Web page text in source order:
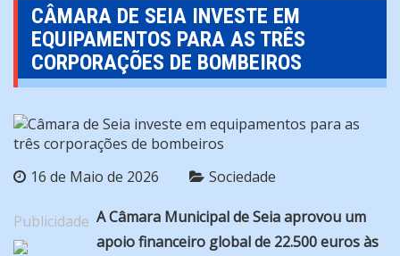
CÂMARA DE SEIA INVESTE EM
EQUIPAMENTOS PARA AS TRÊS
CORPORAÇÕES DE BOMBEIROS
16 de Maio de 2026 Sociedade
Publicidade A Câmara Municipal de Seia aprovou um
apoio financeiro global de 22.500 euros às